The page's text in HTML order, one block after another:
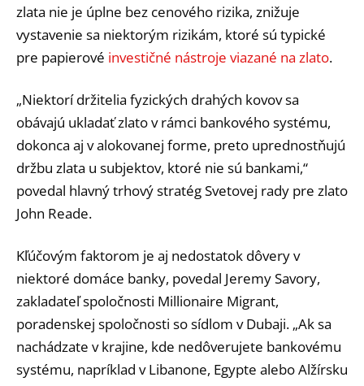
zlata nie je úplne bez cenového rizika, znižuje
vystavenie sa niektorým rizikám, ktoré sú typické
pre papierové investičné nástroje viazané na zlato.
„Niektorí držitelia fyzických drahých kovov sa
obávajú ukladať zlato v rámci bankového systému,
dokonca aj v alokovanej forme, preto uprednostňujú
držbu zlata u subjektov, ktoré nie sú bankami,“
povedal hlavný trhový stratég Svetovej rady pre zlato
John Reade.
Kľúčovým faktorom je aj nedostatok dôvery v
niektoré domáce banky, povedal Jeremy Savory,
zakladateľ spoločnosti Millionaire Migrant,
poradenskej spoločnosti so sídlom v Dubaji. „Ak sa
nachádzate v krajine, kde nedôverujete bankovému
systému, napríklad v Libanone, Egypte alebo Alžírsku